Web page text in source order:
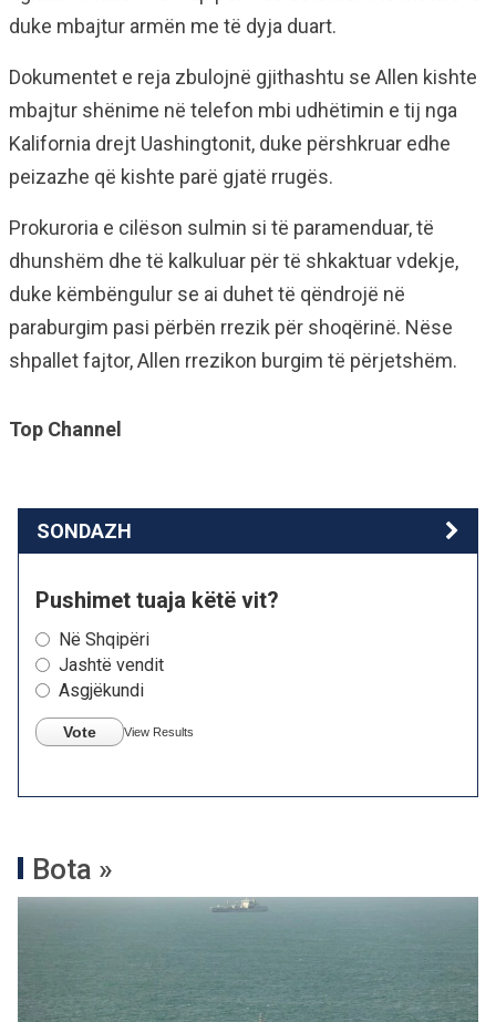
duke mbajtur armën me të dyja duart.
Dokumentet e reja zbulojnë gjithashtu se Allen kishte
mbajtur shënime në telefon mbi udhëtimin e tij nga
Kalifornia drejt Uashingtonit, duke përshkruar edhe
peizazhe që kishte parë gjatë rrugës.
Prokuroria e cilëson sulmin si të paramenduar, të
dhunshëm dhe të kalkuluar për të shkaktuar vdekje,
duke këmbëngulur se ai duhet të qëndrojë në
paraburgim pasi përbën rrezik për shoqërinë. Nëse
shpallet fajtor, Allen rrezikon burgim të përjetshëm.
Top Channel
SONDAZH
Pushimet tuaja këtë vit?
Në Shqipëri
Jashtë vendit
Asgjëkundi
Vote View Results
Bota »